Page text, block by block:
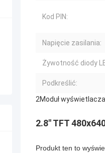
Kod PIN:
Napięcie zasilania:
Żywotność diody
Podkreślić:
2Moduł
2.8" TFT
Produkt ten to